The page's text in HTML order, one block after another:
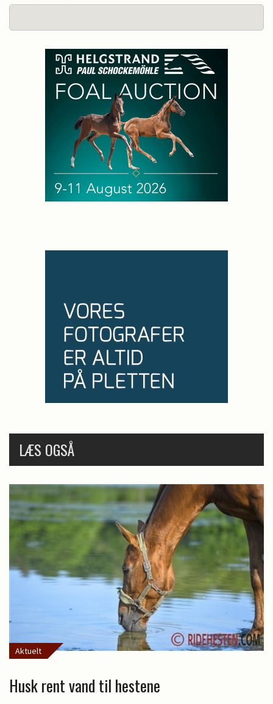
LÆS OGSÅ
Aktuelt
Husk rent vand til hestene